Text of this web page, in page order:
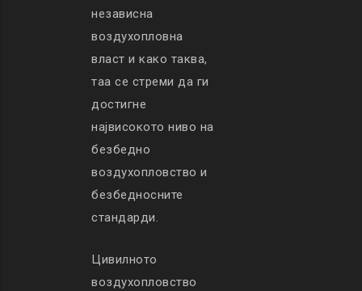
независна
воздухопловна
власт и како таква,
таа се стреми да ги
достигне
највисокото ниво на
безбедно
воздухопловство и
безбедносните
стандарди.
Цивилното
воздухопловство